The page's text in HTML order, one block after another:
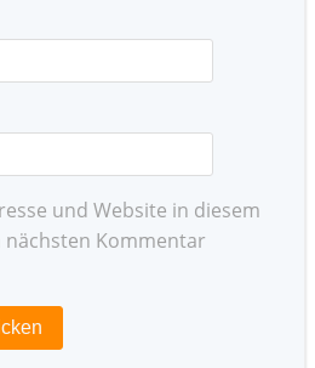
und Website in diesem
Kommentar